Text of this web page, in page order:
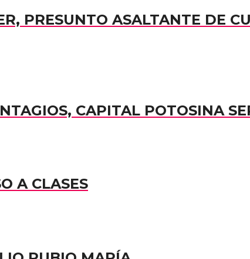
PRESUNTO ASALTANTE DE
CAPITAL POTOSINA
A CLASES